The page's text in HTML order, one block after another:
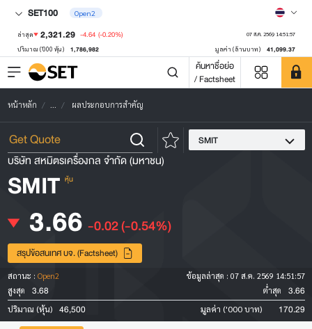
SET100 Open2
ล่าสุด 2,321.29 -4.64 (-0.20%) 07 ส.ค. 2569 14:51:57
ปริมาณ ('000 หุ้น) 1,786,982 มูลค่า (ล้านบาท) 41,099.37
ค้นหาชื่อย่อ
/ Factsheet
หน้าหลัก ... ผลประกอบการสำคัญ
SMIT
บริษัท สหมิตรเครื่องกล จำกัด (มหาชน)
SMIT หุ้น
3.66 -0.02(-0.54%)
สรุปข้อสนเทศ บจ. (Factsheet)
สถานะ : Open2 ข้อมูลล่าสุด : 07 ส.ค. 2569 14:51:57
สูงสุด
3.68 ต่ำสุด 3.66
ปริมาณ (หุ้น) 46,500 มูลค่า ('000 บาท) 170.29